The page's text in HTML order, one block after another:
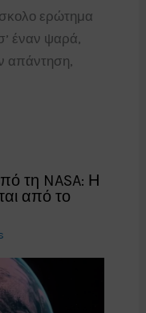
ερώτημα
έναν ψαρά,
απάντηση,
τη NASA: Η
από το